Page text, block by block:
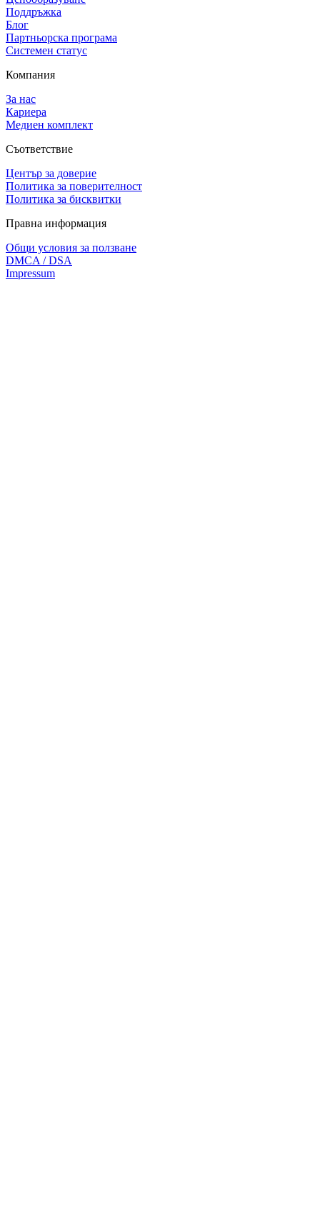
Поддръжка
Блог
Партньорска програма
Системен статус
Компания
За нас
Кариера
Медиен комплект
Съответствие
Център за доверие
Политика за поверителност
Политика за бисквитки
Правна информация
Общи условия за ползване
DMCA / DSA
Impressum